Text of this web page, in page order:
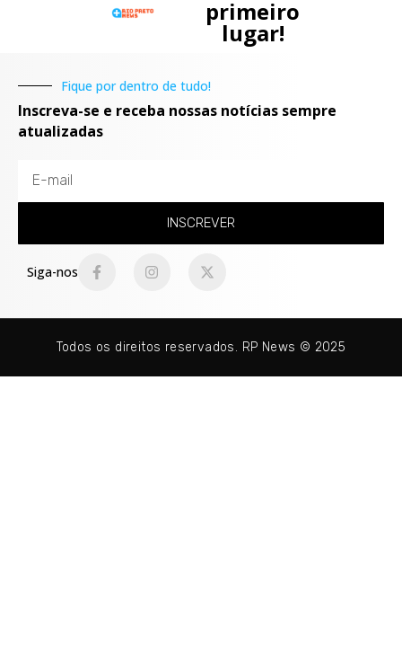
primeiro
lugar!
Fique por dentro de tudo!
Inscreva-se e receba nossas notícias sempre
atualizadas
INSCREVER
Siga-nos
Todos os direitos reservados. RP News © 2025